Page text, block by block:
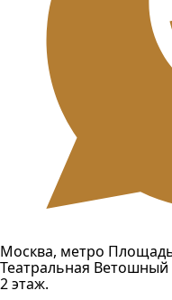
Москва, метро
Театральная
2 этаж.